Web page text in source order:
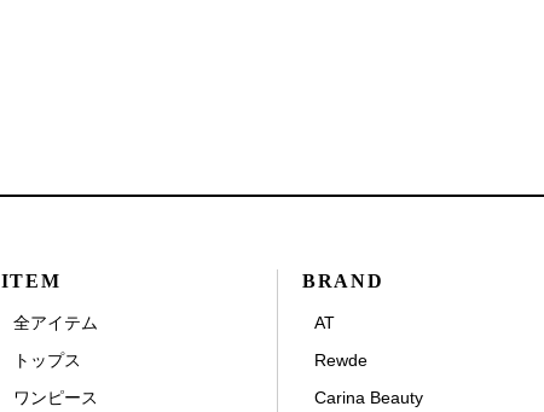
ITEM
全アイテム
トップス
ワンピース
BRAND
AT
Rewde
Carina Beauty